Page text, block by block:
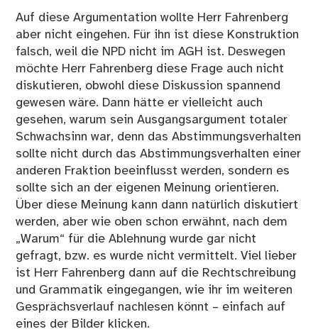
Auf diese Argumentation wollte Herr Fahrenberg
aber nicht eingehen. Für ihn ist diese Konstruktion
falsch, weil die NPD nicht im AGH ist. Deswegen
möchte Herr Fahrenberg diese Frage auch nicht
diskutieren, obwohl diese Diskussion spannend
gewesen wäre. Dann hätte er vielleicht auch
gesehen, warum sein Ausgangsargument totaler
Schwachsinn war, denn das Abstimmungsverhalten
sollte nicht durch das Abstimmungsverhalten einer
anderen Fraktion beeinflusst werden, sondern es
sollte sich an der eigenen Meinung orientieren.
Über diese Meinung kann dann natürlich diskutiert
werden, aber wie oben schon erwähnt, nach dem
„Warum“ für die Ablehnung wurde gar nicht
gefragt, bzw. es wurde nicht vermittelt. Viel lieber
ist Herr Fahrenberg dann auf die Rechtschreibung
und Grammatik eingegangen, wie ihr im weiteren
Gesprächsverlauf nachlesen könnt – einfach auf
eines der Bilder klicken.